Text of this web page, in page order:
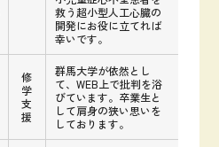
救う超小型人工心臓の
開発にお役に立てれば
幸いです。
修
学
支
援
群馬大学が依然とし
て、WEB上で批判を浴
びています。卒業生と
して肩身の狭い思いを
しております。